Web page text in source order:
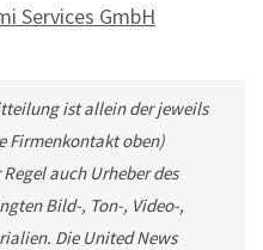
Services GmbH
ist allein der jeweils
Firmenkontakt oben)
auch Urheber des
Bild-, Ton-, Video-,
Die United News